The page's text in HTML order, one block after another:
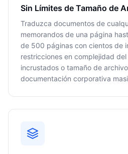
Sin Límites de Tamaño de
Traduzca documentos de
memorandos de una página
de 500 páginas con cientos de
restricciones en complejidad
incrustados o tamaño de
documentación corporativa